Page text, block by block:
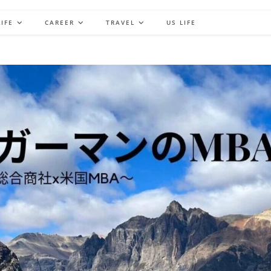
CAREER TRAVEL US LIFE